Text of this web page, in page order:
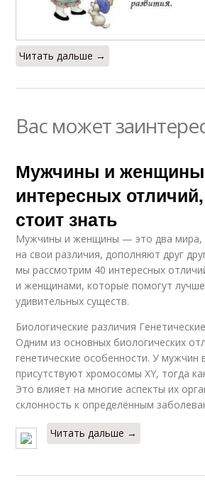
Читать дальше →
Вас может
Мужчины и
интересных
стоит знать
Мужчины и женщины — это два мира,
на свои различия, дополняют друг
мы рассмотрим 40 интересных
и женщинами, которые помогут
удивительных существ.
Биологические различия
Одним из основных биологических
генетические особенности. У мужчин
присутствуют хромосомы XY, тогда
Это влияет на многие аспекты их
склонность к определённым
Читать дальше →